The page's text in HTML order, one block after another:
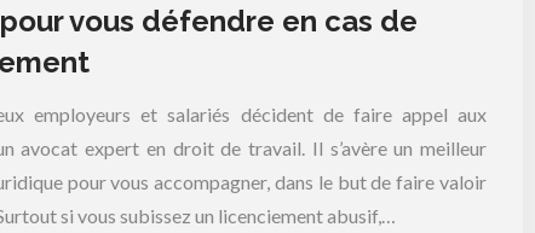
vous défendre en cas de
employeurs et salariés décident de faire appel aux
avocat expert en droit de travail. Il s’avère un meilleur
pour vous accompagner, dans le but de faire valoir
si vous subissez un licenciement abusif,…